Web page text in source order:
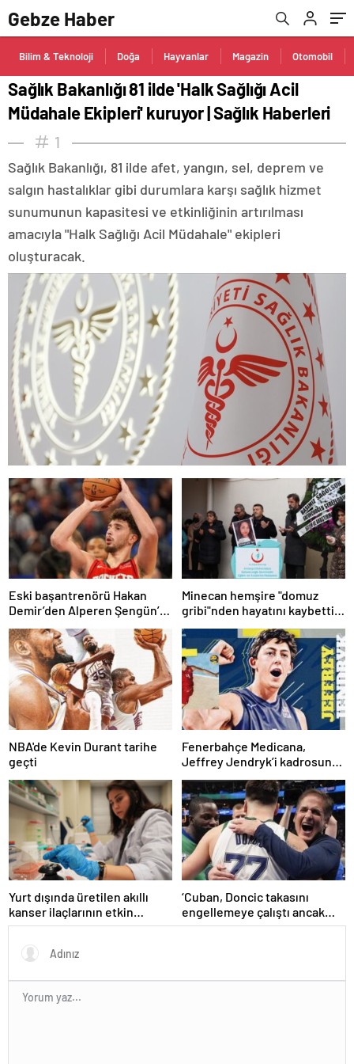
Gebze Haber
Bilim & Teknoloji Doğa Hayvanlar Magazin Otomobil
Sağlık Bakanlığı 81 ilde 'Halk Sağlığı Acil
Müdahale Ekipleri' kuruyor | Sağlık Haberleri
1
Sağlık Bakanlığı, 81 ilde afet, yangın, sel, deprem ve
salgın hastalıklar gibi durumlara karşı sağlık hizmet
sunumunun kapasitesi ve etkinliğinin artırılması
amacıyla "Halk Sağlığı Acil Müdahale" ekipleri
oluşturacak.
Eski başantrenörü Hakan
Demir’den Alperen Şengün’e
övgü
Minecan hemşire "domuz
gribi"nden hayatını kaybetti –
Haberler | Sağlık Haberleri
NBA'de Kevin Durant tarihe
geçti
Fenerbahçe Medicana,
Jeffrey Jendryk’i kadrosuna
Yurt dışında üretilen akıllı
kanser ilaçlarının etkin
maddesi yerli imkanlarla
‘Cuban, Doncic takasını
engellemeye çalıştı ancak
geç kaldı’ iddiası! NBA